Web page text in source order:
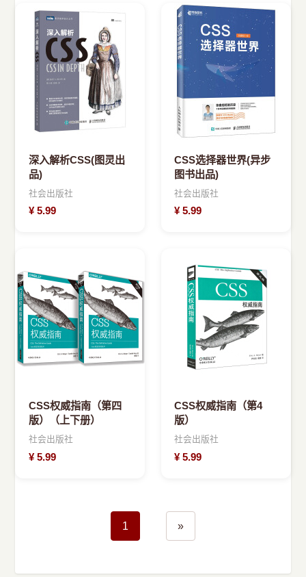
深入解析CSS(图灵出
品)
社会出版社
¥ 5.99
CSS选择器世界(异步
图书出品)
社会出版社
¥ 5.99
CSS权威指南（第四
版）（上下册）
社会出版社
¥ 5.99
CSS权威指南（第4
版）
社会出版社
¥ 5.99
1 »